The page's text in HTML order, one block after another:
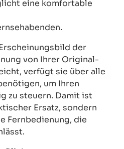
eine komfortable
der
von Ihrer Original-
verfügt sie über alle
um Ihren
zu steuern. Damit ist
Ersatz, sondern
Fernbedienung, die